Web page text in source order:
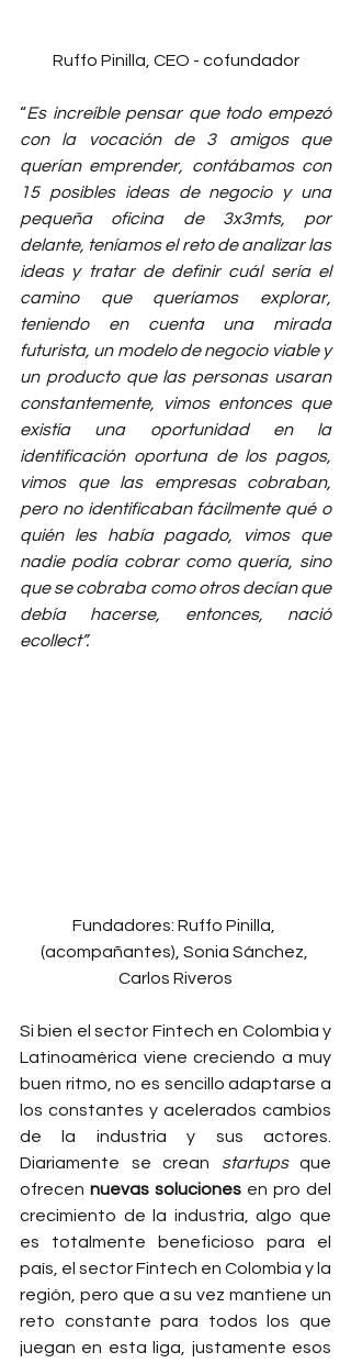
Ruffo Pinilla, CEO - cofundador
“Es increíble pensar que todo empezó
con la vocación de 3 amigos que
querían emprender, contábamos con
15 posibles ideas de negocio y una
pequeña oficina de 3x3mts, por
delante, teníamos el reto de analizar las
ideas y tratar de definir cuál sería el
camino que queríamos explorar,
teniendo en cuenta una mirada
futurista, un modelo de negocio viable y
un producto que las personas usaran
constantemente, vimos entonces que
existía una oportunidad en la
identificación oportuna de los pagos,
vimos que las empresas cobraban,
pero no identificaban fácilmente qué o
quién les había pagado, vimos que
nadie podía cobrar como quería, sino
que se cobraba como otros decían que
debía hacerse, entonces, nació
ecollect”.
Fundadores: Ruffo Pinilla,
(acompañantes), Sonia Sánchez,
Carlos Riveros
Si bien el sector Fintech en Colombia y
Latinoamérica viene creciendo a muy
buen ritmo, no es sencillo adaptarse a
los constantes y acelerados cambios
de la industria y sus actores.
Diariamente se crean startups que
ofrecen nuevas soluciones en pro del
crecimiento de la industria, algo que
es totalmente beneficioso para el
país, el sector Fintech en Colombia y la
región, pero que a su vez mantiene un
reto constante para todos los que
juegan en esta liga, justamente esos